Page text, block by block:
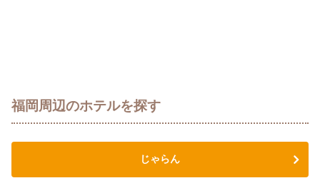
福岡周辺のホテルを探す
じゃらん